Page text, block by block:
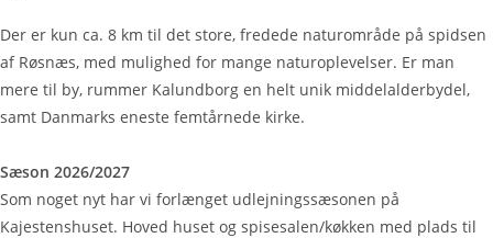
Der er kun ca. 8 km til det store, fredede naturområde på spidsen
af Røsnæs, med mulighed for mange naturoplevelser. Er man
mere til by, rummer Kalundborg en helt unik middelalderbydel,
samt Danmarks eneste femtårnede kirke.
Sæson 2026/2027
Som noget nyt har vi forlænget udlejningssæsonen på
Kajestenshuset. Hoved huset og spisesalen/køkken med plads til